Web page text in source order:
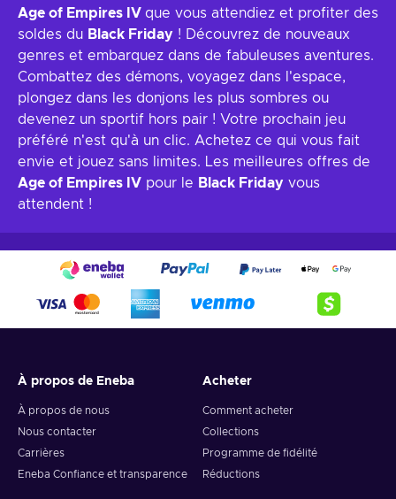
Age of Empires IV que vous attendiez et profiter des
soldes du Black Friday ! Découvrez de nouveaux
genres et embarquez dans de fabuleuses aventures.
Combattez des démons, voyagez dans l'espace,
plongez dans les donjons les plus sombres ou
devenez un sportif hors pair ! Votre prochain jeu
préféré n'est qu'à un clic. Achetez ce qui vous fait
envie et jouez sans limites. Les meilleures offres de
Age of Empires IV pour le Black Friday vous
attendent !
À propos de Eneba
À propos de nous
Nous contacter
Carrières
Eneba Confiance et transparence
Acheter
Comment acheter
Collections
Programme de fidélité
Réductions